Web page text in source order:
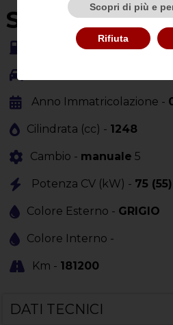
SU
Alimentazione -gasolio
Anno Immatricolazione -
Cilindrata (cc) - 1248
Cambio - manuale 5
Potenza CV (kW) - 75 (55)
Colore Esterno - GRIGIO
Colore Interno -
Km - 181200
DATI TECNICI
Scopri di più e
Rifiuta